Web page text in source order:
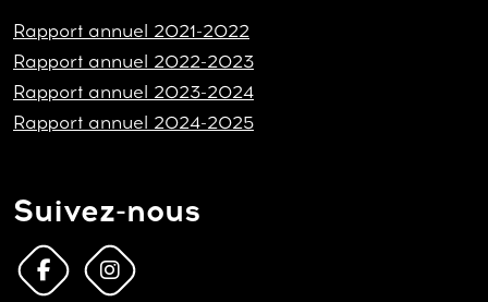
Rapport annuel 2021-2022
Rapport annuel 2022-2023
Rapport annuel 2023-2024
Rapport annuel 2024-2025
Suivez-nous